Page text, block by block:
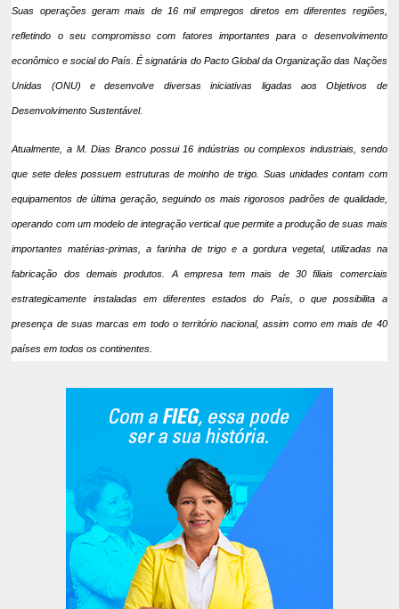
Suas operações geram mais de 16 mil empregos diretos em diferentes regiões,
refletindo o seu compromisso com fatores importantes para o desenvolvimento
econômico e social do País. É signatária do Pacto Global da Organização das Nações
Unidas (ONU) e desenvolve diversas iniciativas ligadas aos Objetivos de
Desenvolvimento Sustentável.
Atualmente, a M. Dias Branco possui 16 indústrias ou complexos industriais, sendo
que sete deles possuem estruturas de moinho de trigo. Suas unidades contam com
equipamentos de última geração, seguindo os mais rigorosos padrões de qualidade,
operando com um modelo de integração vertical que permite a produção de suas mais
importantes matérias-primas, a farinha de trigo e a gordura vegetal, utilizadas na
fabricação dos demais produtos. A empresa tem mais de 30 filiais comerciais
estrategicamente instaladas em diferentes estados do País, o que possibilita a
presença de suas marcas em todo o território nacional, assim como em mais de 40
países em todos os continentes.